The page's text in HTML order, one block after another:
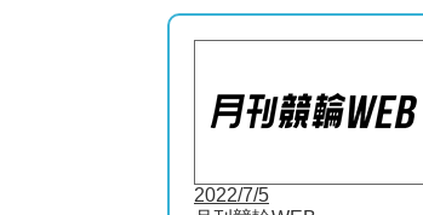
2022/7/5